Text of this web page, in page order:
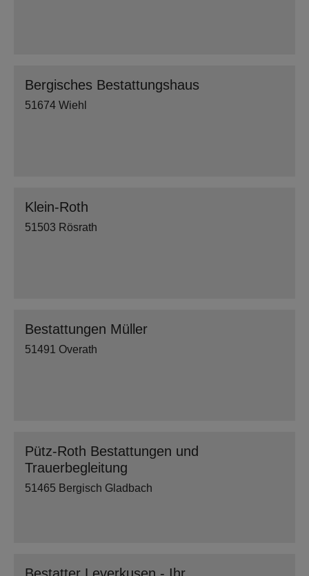
Bergisches Bestattungshaus
51674 Wiehl
Klein-Roth
51503 Rösrath
Bestattungen Müller
51491 Overath
Pütz-Roth Bestattungen und
Trauerbegleitung
51465 Bergisch Gladbach